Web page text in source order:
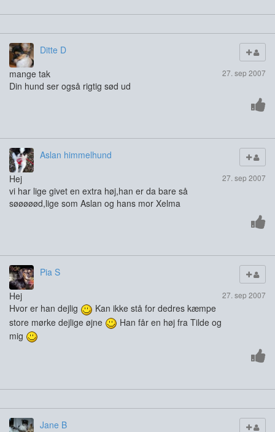
Ditte D
27. sep 2007
mange tak
Din hund ser også rigtig sød ud
Aslan himmelhund
27. sep 2007
Hej
vi har lige givet en extra høj,han er da bare så
søøøøød,lige som Aslan og hans mor Xelma
Pia S
27. sep 2007
Hej
Hvor er han dejlig
Kan ikke stå for dedres kæmpe
store mørke dejlige øjne
Han får en høj fra Tilde og
mig
Jane B